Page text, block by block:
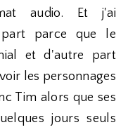
audio. Et j'ai
part parce que le
et d'autre part
les personnages
Tim alors que ses
jours seuls